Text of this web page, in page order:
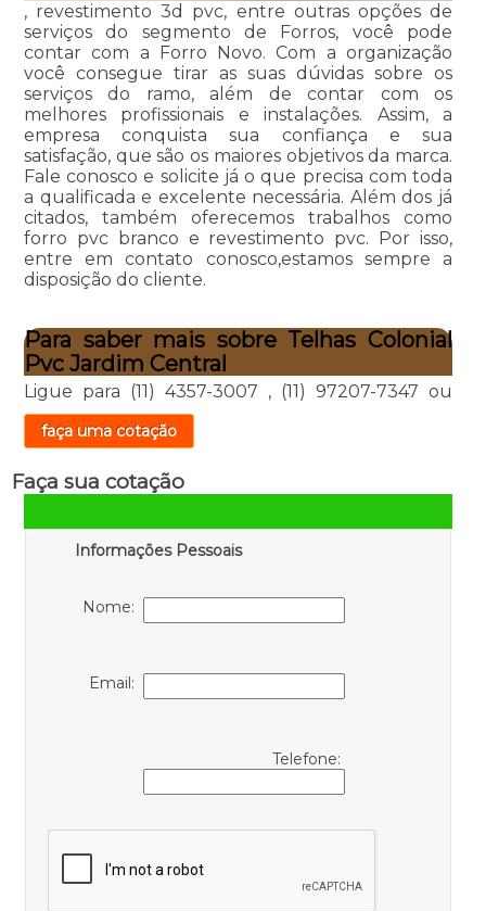
, revestimento 3d pvc, entre outras opções de
serviços do segmento de Forros, você pode
contar com a Forro Novo. Com a organização
você consegue tirar as suas dúvidas sobre os
serviços do ramo, além de contar com os
melhores profissionais e instalações. Assim, a
empresa conquista sua confiança e sua
satisfação, que são os maiores objetivos da marca.
Fale conosco e solicite já o que precisa com toda
a qualificada e excelente necessária. Além dos já
citados, também oferecemos trabalhos como
forro pvc branco e revestimento pvc. Por isso,
entre em contato conosco,estamos sempre a
disposição do cliente.
Para saber mais sobre Telhas Colonial
Pvc Jardim Central
Ligue para (11) 4357-3007 , (11) 97207-7347 ou
faça uma cotação
Faça sua cotação
Informações Pessoais
Nome:
Email:
Telefone: